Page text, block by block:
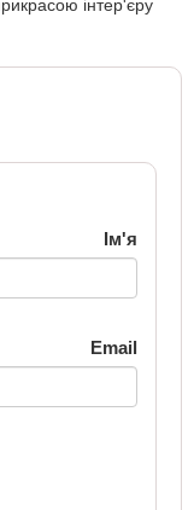
інтер'єру
Ім'я
Email